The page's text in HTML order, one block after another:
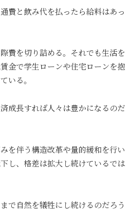
費と飲み代を払ったら給料はあっ
費を切り詰める。それでも生活を
金で学生ローンや住宅ローンを抱
いる。
成長すれば人々は豊かになるのだ
を伴う構造改革や量的緩和を行い
し、格差は拡大し続けているでは
で自然を犠牲にし続けるのだろう